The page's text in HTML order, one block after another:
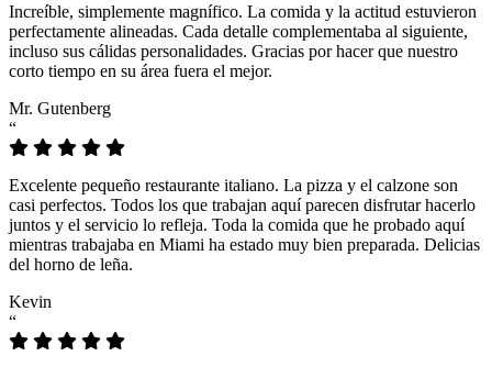
Increíble, simplemente magnífico. La comida y la actitud estuvieron
perfectamente alineadas. Cada detalle complementaba al siguiente,
incluso sus cálidas personalidades. Gracias por hacer que nuestro
corto tiempo en su área fuera el mejor.
Mr. Gutenberg
“
Excelente pequeño restaurante italiano. La pizza y el calzone son
casi perfectos. Todos los que trabajan aquí parecen disfrutar hacerlo
juntos y el servicio lo refleja. Toda la comida que he probado aquí
mientras trabajaba en Miami ha estado muy bien preparada. Delicias
del horno de leña.
Kevin
“